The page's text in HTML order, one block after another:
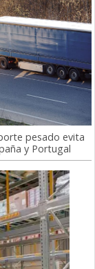
pesado evita
y Portugal